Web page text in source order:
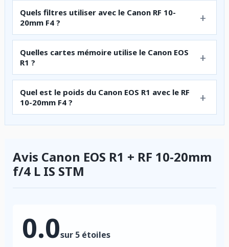
Quels filtres utiliser avec le Canon RF 10-
20mm F4 ?
Quelles cartes mémoire utilise le Canon EOS
R1 ?
Quel est le poids du Canon EOS R1 avec le RF
10-20mm F4 ?
Avis Canon EOS R1 + RF 10-20mm
f/4 L IS STM
0.0sur 5 étoiles